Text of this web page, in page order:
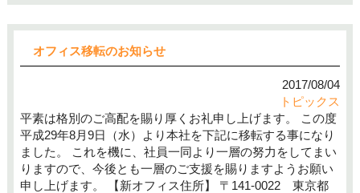
オフィス移転のお知らせ
2017/08/04
トピックス
平素は格別のご高配を賜り厚くお礼申し上げます。 この度
平成29年8月9日（水）より本社を下記に移転する事になり
ました。 これを機に、社員一同より一層の努力をしてまい
りますので、今後とも一層のご支援を賜りますようお願い
申し上げます。 【新オフィス住所】 〒141-0022 東京都